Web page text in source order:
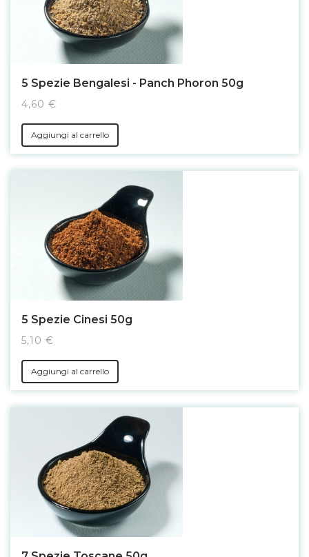
5 Spezie Bengalesi - Panch Phoron 50g
4,60 €
Aggiungi al carrello
5 Spezie Cinesi 50g
5,10 €
Aggiungi al carrello